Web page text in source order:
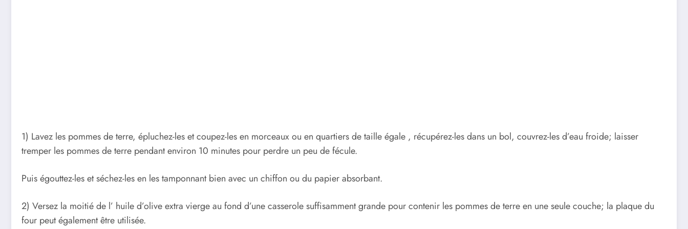
1) Lavez les pommes de terre, épluchez-les et coupez-les en morceaux ou en quartiers de taille égale , récupérez-les dans un bol, couvrez-les d’eau froide; laisser
tremper les pommes de terre pendant environ 10 minutes pour perdre un peu de fécule.
Puis égouttez-les et séchez-les en les tamponnant bien avec un chiffon ou du papier absorbant.
2) Versez la moitié de l’ huile d’olive extra vierge au fond d’une casserole suffisamment grande pour contenir les pommes de terre en une seule couche; la plaque du
four peut également être utilisée.